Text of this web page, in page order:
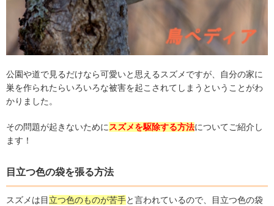
公園や道で見るだけなら可愛いと思えるスズメですが、自分の家に
巣を作られたらいろいろな被害を起こされてしまうということがわ
かりました。
その問題が起きないために スズメを駆除する方法についてご紹介し
ます！
目立つ色の袋を張る方法
スズメは目 立つ色のものが苦手と言われているので、目立つ色の袋